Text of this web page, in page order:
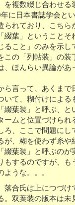
を複数綴じ合わせ
年に日本書誌学会と
られており、こち
綴葉」ということ
ること」のみを示
この「列帖装」の
、ほんらい異論が
ら言って、あくまで
いて、糊付けによる
綴葉装」と呼ぶ、と
ームと位置づけら
ろ、ここで問題に
が、糊を使わず糸
綴葉装」と呼ぶの
もするのですが、
ような。。。
落合氏は上につづ
。双葉装の版本は